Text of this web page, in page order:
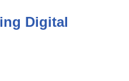
Digital